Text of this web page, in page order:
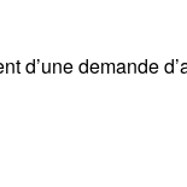
d’une demande